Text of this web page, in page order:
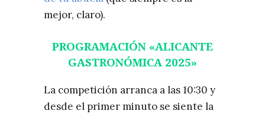
mejor, claro).
PROGRAMACIÓN «ALICANTE
GASTRONÓMICA 2025»
La competición arranca a las 10:30 y
desde el primer minuto se siente la